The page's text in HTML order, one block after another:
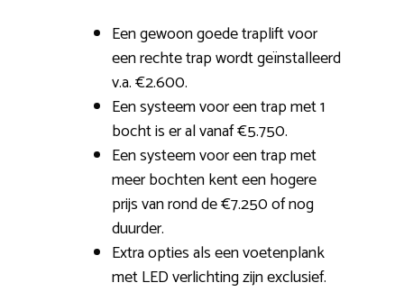
Een gewoon goede traplift voor
een rechte trap wordt geïnstalleerd
v.a. €2.600.
Een systeem voor een trap met 1
bocht is er al vanaf €5.750.
Een systeem voor een trap met
meer bochten kent een hogere
prijs van rond de €7.250 of nog
duurder.
Extra opties als een voetenplank
met LED verlichting zijn exclusief.